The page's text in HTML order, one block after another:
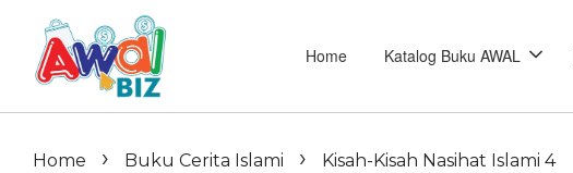
Home Katalog Buku AWAL
Home › Buku Cerita Islami › Kisah-Kisah Nasihat Islami 4